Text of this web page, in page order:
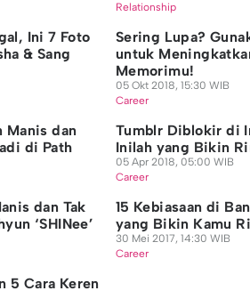
Relationship
Ini 7 Foto
& Sang
Sering Lupa?
untuk
Memorimu!
05 Okt 2018, 15:30 WIB
Career
Manis dan
di Path
Tumblr Diblokir di
Inilah yang Bikin
05 Apr 2018, 05:00 WIB
Career
dan Tak
‘SHINee’
15 Kebiasaan di
yang Bikin Kamu
30 Mei 2017, 14:30 WIB
Career
5 Cara Keren